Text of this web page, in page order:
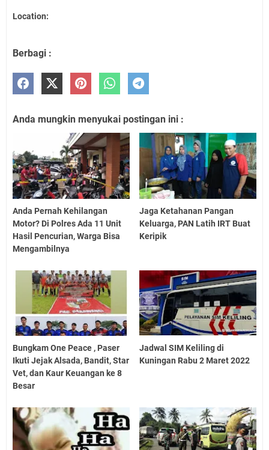
Location:
Berbagi :
Anda mungkin menyukai postingan ini :
Anda Pernah Kehilangan
Motor? Di Polres Ada 11 Unit
Hasil Pencurian, Warga Bisa
Mengambilnya
Jaga Ketahanan Pangan
Keluarga, PAN Latih IRT Buat
Keripik
Bungkam One Peace , Paser
Ikuti Jejak Alsada, Bandit, Star
Vet, dan Kaur Keuangan ke 8
Besar
Jadwal SIM Keliling di
Kuningan Rabu 2 Maret 2022